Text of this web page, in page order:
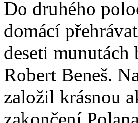
Do druhého
domácí
deseti
Robert Beneš.
založil krásnou
zakončení